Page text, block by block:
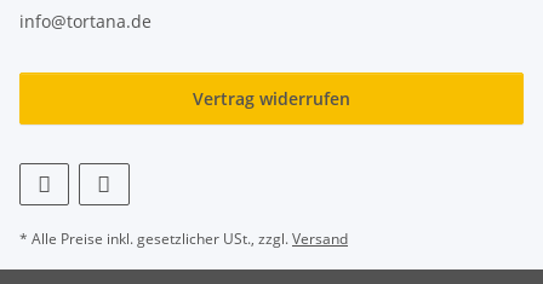
info@tortana.de
Vertrag widerrufen
* Alle Preise inkl. gesetzlicher USt., zzgl.Versand